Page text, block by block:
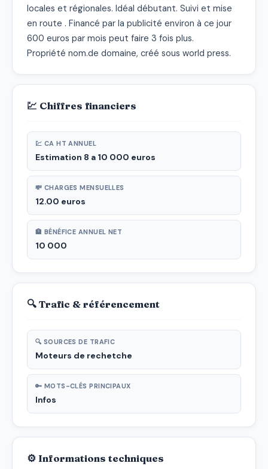
locales et régionales. Idéal débutant. Suivi et mise
en route . Financé par la publicité environ à ce jour
600 euros par mois peut faire 3 fois plus.
Propriété nom.de domaine, créé sous world press.
💹 Chiffres financiers
💹 CA HT ANNUEL
Estimation 8 a 10 000 euros
💸 CHARGES MENSUELLES
12.00 euros
🏦 BÉNÉFICE ANNUEL NET
10 000
🔍 Trafic & référencement
🔍 SOURCES DE TRAFIC
Moteurs de rechetche
🔑 MOTS-CLÉS PRINCIPAUX
Infos
⚙ Informations techniques